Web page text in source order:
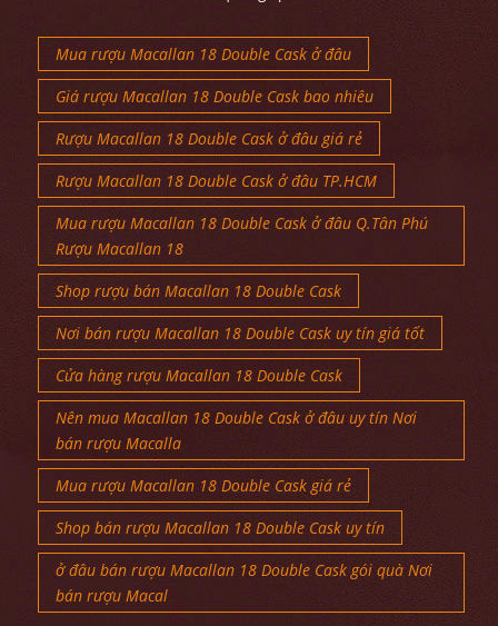
Mua rượu Macallan 18 Double Cask ở đâu
Giá rượu Macallan 18 Double Cask bao nhiêu
Rượu Macallan 18 Double Cask ở đâu giá rẻ
Rượu Macallan 18 Double Cask ở đâu TP.HCM
Mua rượu Macallan 18 Double Cask ở đâu Q.Tân Phú
Rượu Macallan 18
Shop rượu bán Macallan 18 Double Cask
Nơi bán rượu Macallan 18 Double Cask uy tín giá tốt
Cửa hàng rượu Macallan 18 Double Cask
Nên mua Macallan 18 Double Cask ở đâu uy tín Nơi
bán rượu Macalla
Mua rượu Macallan 18 Double Cask giá rẻ
Shop bán rượu Macallan 18 Double Cask uy tín
ở đâu bán rượu Macallan 18 Double Cask gói quà Nơi
bán rượu Macal